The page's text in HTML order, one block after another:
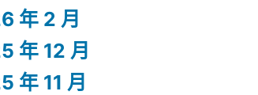
年 2 月
年 12 月
年 11 月